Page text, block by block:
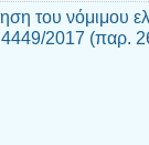
του νόμιμου
2017 (παρ.